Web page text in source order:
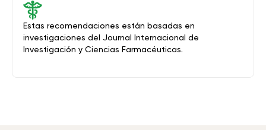
Estas recomendaciones están basadas en
investigaciones del Journal Internacional de
Investigación y Ciencias Farmacéuticas.